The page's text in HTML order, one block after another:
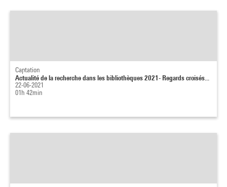
Captation
Actualité de la recherche dans les bibliothèques 2021- Regards croisés...
22-06-2021
01h 42min